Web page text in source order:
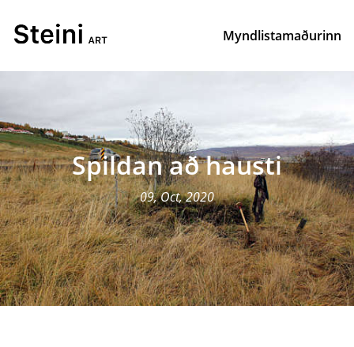
Myndlistamaðurinn
Spildan að hausti
09, Oct, 2020